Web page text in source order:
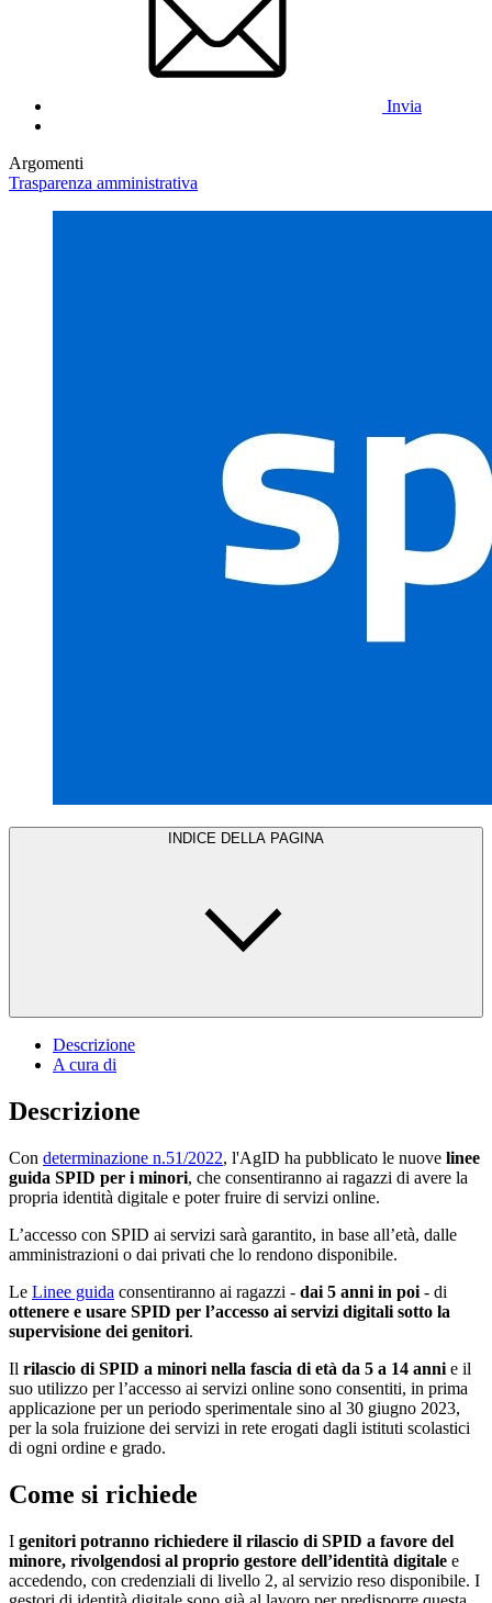
Invia
Argomenti
Trasparenza amministrativa
INDICE DELLA PAGINA
Descrizione
A cura di
Descrizione
Con determinazione n.51/2022, l'AgID ha pubblicato le nuove linee
guida SPID per i minori, che consentiranno ai ragazzi di avere la
propria identità digitale e poter fruire di servizi online.
L’accesso con SPID ai servizi sarà garantito, in base all’età, dalle
amministrazioni o dai privati che lo rendono disponibile.
Le Linee guida consentiranno ai ragazzi - dai 5 anni in poi - di
ottenere e usare SPID per l’accesso ai servizi digitali sotto la
supervisione dei genitori.
Il rilascio di SPID a minori nella fascia di età da 5 a 14 anni e il
suo utilizzo per l’accesso ai servizi online sono consentiti, in prima
applicazione per un periodo sperimentale sino al 30 giugno 2023,
per la sola fruizione dei servizi in rete erogati dagli istituti scolastici
di ogni ordine e grado.
Come si richiede
I genitori potranno richiedere il rilascio di SPID a favore del
minore, rivolgendosi al proprio gestore dell’identità digitale e
accedendo, con credenziali di livello 2, al servizio reso disponibile. I